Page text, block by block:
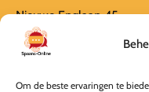
Om de beste ervaringen te
Nieuwe Englaan 45
1404 EB Bussum